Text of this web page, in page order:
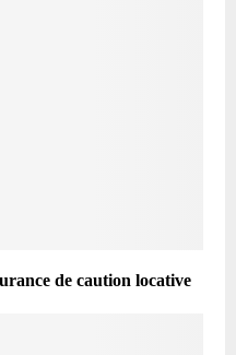
de caution locative